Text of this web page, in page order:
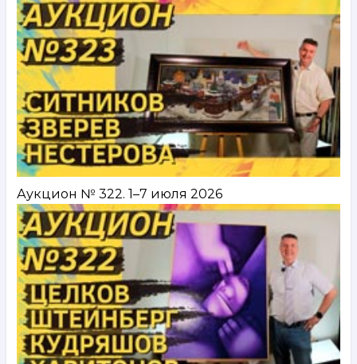
Аукцион № 322. 1–7 июля 2026